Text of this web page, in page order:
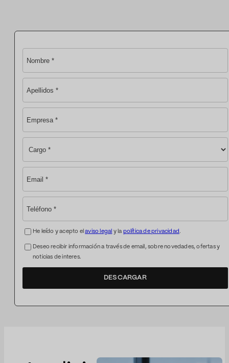
He leído y acepto elaviso legal y la política de privacidad.
Deseo recibir información a través de email, sobre novedades, ofertas y
noticias de interes.
DESCARGAR